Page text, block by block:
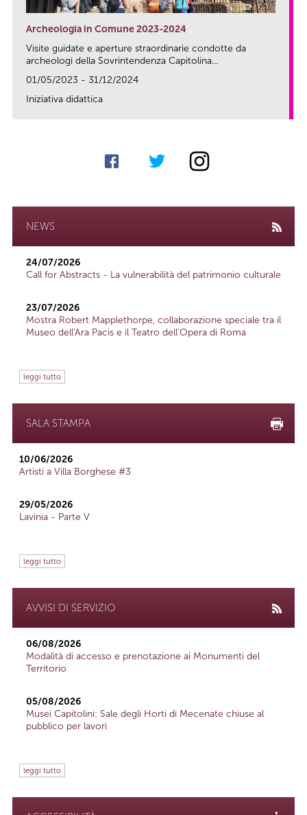
Archeologia in Comune 2023-2024
Visite guidate e aperture straordinarie condotte da
archeologi della Sovrintendenza Capitolina...
01/05/2023 - 31/12/2024
Iniziativa didattica
NEWS
24/07/2026
Call for Abstracts - La vulnerabilità del patrimonio culturale
23/07/2026
Mostra Robert Mapplethorpe, collaborazione speciale tra il
Museo dell'Ara Pacis e il Teatro dell'Opera di Roma
leggi tutto
SALA STAMPA
10/06/2026
Artisti a Villa Borghese #3
29/05/2026
Lavinia - Parte V
leggi tutto
AVVISI DI SERVIZIO
06/08/2026
Modalità di accesso e prenotazione ai Monumenti del
Territorio
05/08/2026
Musei Capitolini: Sale degli Horti di Mecenate chiuse al
pubblico per lavori
leggi tutto